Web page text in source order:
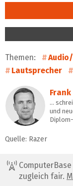
Themen:
Lautsprecher
…
und
Quelle: Razer
zugleich fair.